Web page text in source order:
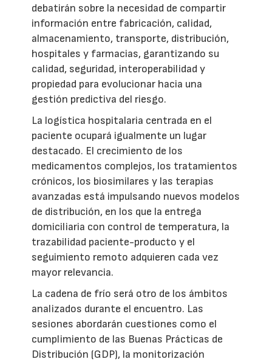
debatirán sobre la necesidad de compartir
información entre fabricación, calidad,
almacenamiento, transporte, distribución,
hospitales y farmacias, garantizando su
calidad, seguridad, interoperabilidad y
propiedad para evolucionar hacia una
gestión predictiva del riesgo.
La logística hospitalaria centrada en el
paciente ocupará igualmente un lugar
destacado. El crecimiento de los
medicamentos complejos, los tratamientos
crónicos, los biosimilares y las terapias
avanzadas está impulsando nuevos modelos
de distribución, en los que la entrega
domiciliaria con control de temperatura, la
trazabilidad paciente-producto y el
seguimiento remoto adquieren cada vez
mayor relevancia.
La cadena de frío será otro de los ámbitos
analizados durante el encuentro. Las
sesiones abordarán cuestiones como el
cumplimiento de las Buenas Prácticas de
Distribución (GDP), la monitorización